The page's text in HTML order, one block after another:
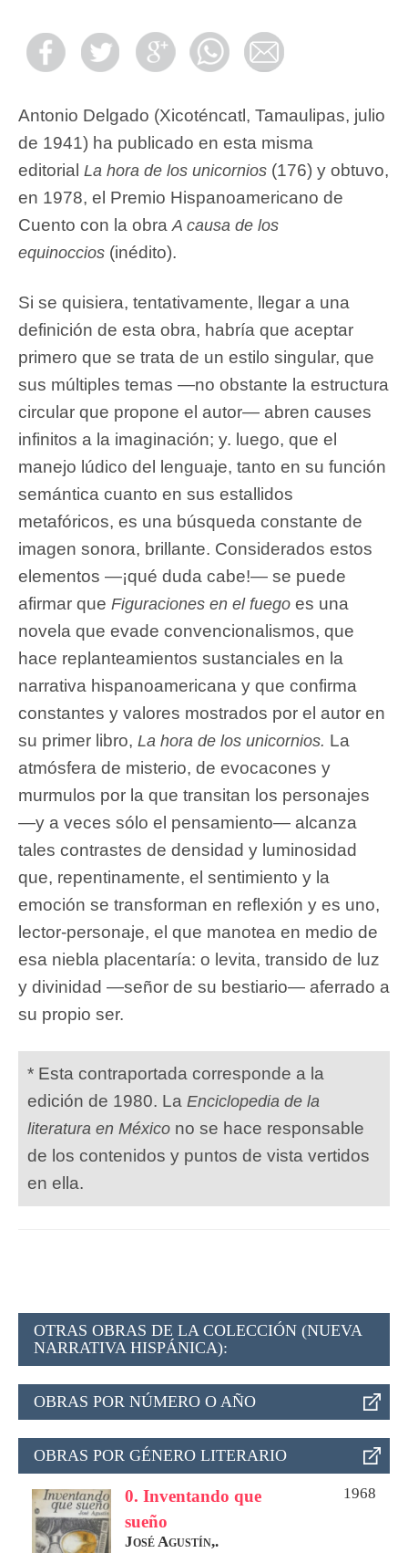
Antonio Delgado (Xicoténcatl, Tamaulipas, julio
de 1941) ha publicado en esta misma
editorial La hora de los unicornios (176) y obtuvo,
en 1978, el Premio Hispanoamericano de
Cuento con la obraA causa de los
equinoccios (inédito).
Si se quisiera, tentativamente, llegar a una
definición de esta obra, habría que aceptar
primero que se trata de un estilo singular, que
sus múltiples temas —no obstante la estructura
circular que propone el autor— abren causes
infinitos a la imaginación; y. luego, que el
manejo lúdico del lenguaje, tanto en su función
semántica cuanto en sus estallidos
metafóricos, es una búsqueda constante de
imagen sonora, brillante. Considerados estos
elementos —¡qué duda cabe!— se puede
afirmar que Figuraciones en el fuego es una
novela que evade convencionalismos, que
hace replanteamientos sustanciales en la
narrativa hispanoamericana y que confirma
constantes y valores mostrados por el autor en
su primer libro, La hora de los unicornios. La
atmósfera de misterio, de evocacones y
murmulos por la que transitan los personajes
—y a veces sólo el pensamiento— alcanza
tales contrastes de densidad y luminosidad
que, repentinamente, el sentimiento y la
emoción se transforman en reflexión y es uno,
lector-personaje, el que manotea en medio de
esa niebla placentaría: o levita, transido de luz
y divinidad —señor de su bestiario— aferrado a
su propio ser.
* Esta contraportada corresponde a la
edición de 1980. La Enciclopedia de la
literatura en México no se hace responsable
de los contenidos y puntos de vista vertidos
en ella.
OTRAS OBRAS DE LA COLECCIÓN (NUEVA
NARRATIVA HISPÁNICA):
OBRAS POR NÚMERO O AÑO
OBRAS POR GÉNERO LITERARIO
0. Inventando que
sueño
1968
José Agustín,.